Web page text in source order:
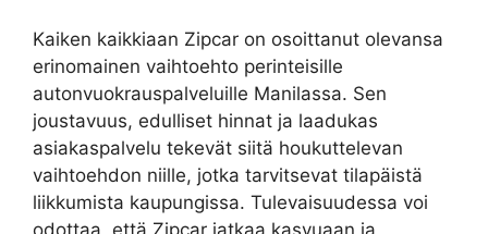
Kaiken kaikkiaan Zipcar on osoittanut olevansa
erinomainen vaihtoehto perinteisille
autonvuokrauspalveluille Manilassa. Sen
joustavuus, edulliset hinnat ja laadukas
asiakaspalvelu tekevät siitä houkuttelevan
vaihtoehdon niille, jotka tarvitsevat tilapäistä
liikkumista kaupungissa. Tulevaisuudessa voi
odottaa, että Zipcar jatkaa kasvuaan ja